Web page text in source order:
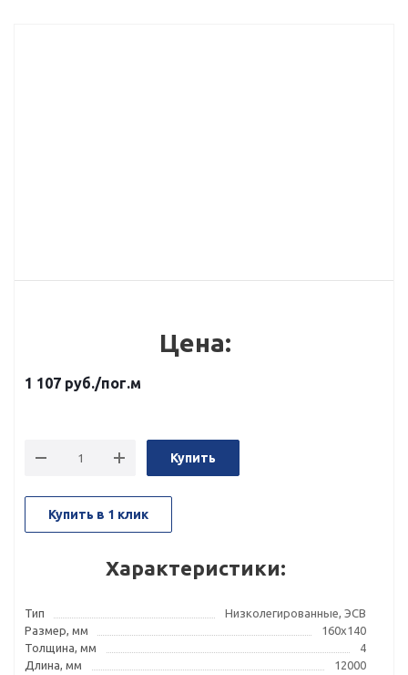
Цена:
1 107 руб./пог.м
Купить
Купить в 1 клик
Характеристики:
Тип
Низколегированные, ЭСВ
Размер, мм
160x140
Толщина, мм
4
Длина, мм
12000